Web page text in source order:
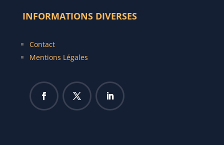
INFORMATIONS DIVERSES
Contact
Mentions Légales